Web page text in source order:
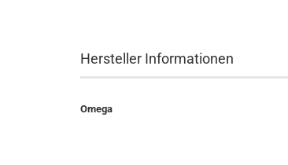
Hersteller Informationen
Omega